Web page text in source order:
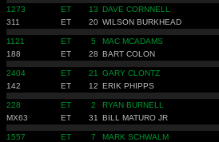
1273 ET 13 DAVE CORNNELL
311
ET 20 WILSON BURKHEAD
1121 ET 5 MAC MCADAMS
188
ET 28 BART COLON
2404 ET 21 GARY CLONTZ
142
ET 12 ERIK PHIPPS
228 ET 2 RYAN BURNELL
MX63
ET 31 BILL MATURO JR
1557 ET 7 MARK SCHWALM